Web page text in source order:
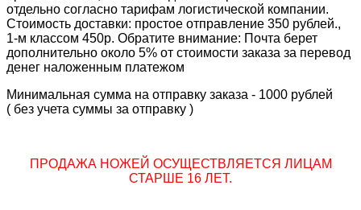
отдельно согласно тарифам логистической компании.
Стоимость доставки: простое отправление 350 рублей.,
1-м классом 450р. Обратите внимание: Почта берет
дополнительно около 5% от стоимости заказа за перевод
денег наложенным платежом
Минимальная сумма на отправку заказа - 1000 рублей
( без учета суммы за отправку )
ПРОДАЖА НОЖЕЙ ОСУЩЕСТВЛЯЕТСЯ ЛИЦАМ
СТАРШЕ 16 ЛЕТ.